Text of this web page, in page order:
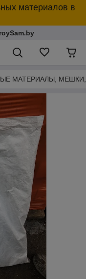
материалов в
МАТЕРИАЛЫ,